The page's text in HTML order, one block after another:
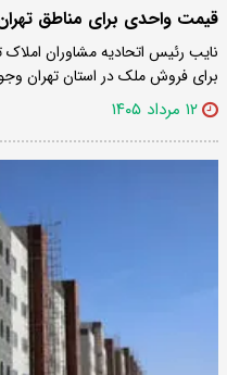
قیمت واحدی برای مناطق
نایب رئیس اتحادیه مشاوران
برای فروش ملک در استان تهران
۱۲ مرداد ۱۴۰۵